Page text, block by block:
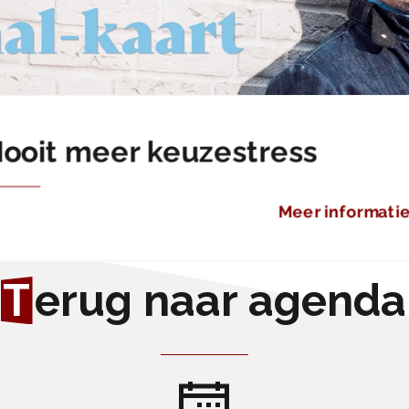
meer keuzestress
Meer
Terug naar agenda